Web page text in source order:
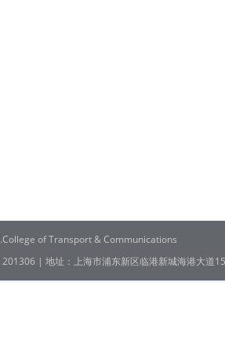
of Transport & Communications
| 地址：上海市浦东新区临港新城海港大道